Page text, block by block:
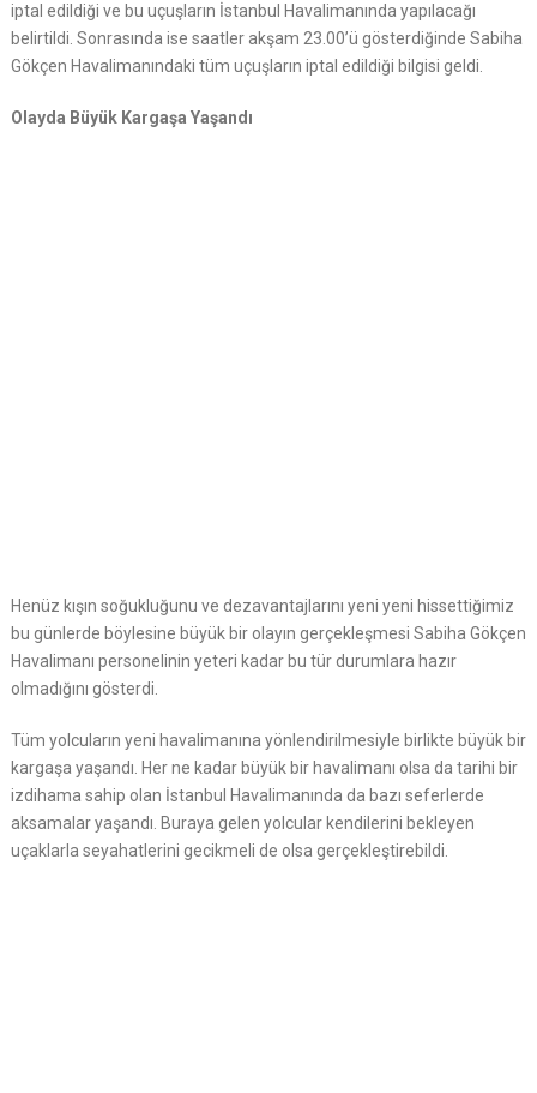
iptal edildiği ve bu uçuşların İstanbul Havalimanında yapılacağı
belirtildi. Sonrasında ise saatler akşam 23.00’ü gösterdiğinde Sabiha
Gökçen Havalimanındaki tüm uçuşların iptal edildiği bilgisi geldi.
Olayda Büyük Kargaşa Yaşandı
Henüz kışın soğukluğunu ve dezavantajlarını yeni yeni hissettiğimiz
bu günlerde böylesine büyük bir olayın gerçekleşmesi Sabiha Gökçen
Havalimanı personelinin yeteri kadar bu tür durumlara hazır
olmadığını gösterdi.
Tüm yolcuların yeni havalimanına yönlendirilmesiyle birlikte büyük bir
kargaşa yaşandı. Her ne kadar büyük bir havalimanı olsa da tarihi bir
izdihama sahip olan İstanbul Havalimanında da bazı seferlerde
aksamalar yaşandı. Buraya gelen yolcular kendilerini bekleyen
uçaklarla seyahatlerini gecikmeli de olsa gerçekleştirebildi.